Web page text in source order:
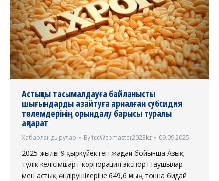
Астықты тасымалдауға байланысты
шығындарды азайтуға арналған субсидия
төлемдерінің орындалу барысы туралы
ақпарат
Хабарландырулар ByfccWebmaster2023kz 09.09.2025
2025 жылғы 9 қыркүйектегі жағдай бойынша Азық-
түлік келісімшарт корпорация экспорттаушылар
мен астық өндірушілеріне 649,6 мың тонна бидай